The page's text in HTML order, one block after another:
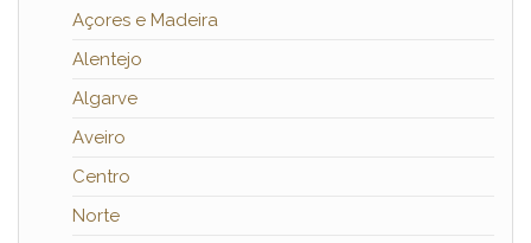
Açores e Madeira
Alentejo
Algarve
Aveiro
Centro
Norte